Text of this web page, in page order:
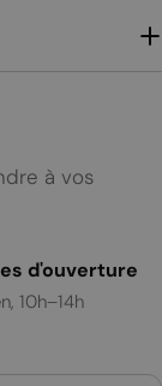
à vos
d'ouverture
10h–14h